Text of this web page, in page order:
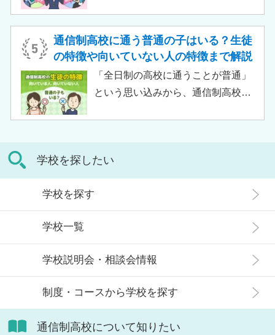
でしょう。 この記事では、サポート
校の特徴や通信制高校との違い、メ
リット・デメリットについて解説し
ます。
がある人もいるのではないでしょう
か。 結論から言うと、通信制高校に
行ったからといって「人生終了」で
は決してありません。通信制高校で
の記事では、通信制高校に行くこと
せた高校選びについて解説します。
通信制高校に通う普通の子はいる？生徒
の特徴や向いていない人の特徴まで解説
「全日制の高校に通うことが普通」
という思い込みから、通信制高校へ
生徒」などが通う学校という、先入
観がある人もいるかもしれません。
増加傾向にあり、さまざまな生徒が
在籍しています。 この記事では、通
信制高校にはどのような生徒が通っ
ているかや、通信制高校に向いてい
ます。
学校を探したい
学校を探す
学校一覧
学校説明会・相談会情報
制度・コースから学校を探す
通信制高校について知りたい